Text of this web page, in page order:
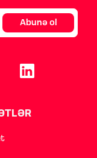
Abunə ol